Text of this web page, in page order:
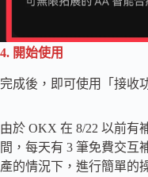
4. 開始使用
完成後，即可使用「接收
由於 OKX 在 8/22 以前有
間，每天有 3 筆免費交互
產的情況下，進行簡單的